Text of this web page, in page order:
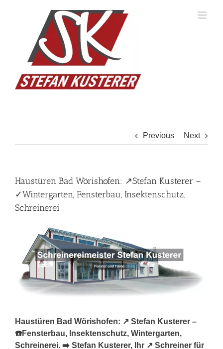
Previous Next
Haustüren Bad Wörishofen: ↗️Stefan Kusterer –
✓Wintergarten, Fensterbau, Insektenschutz,
Schreinerei
Haustüren Bad Wörishofen: ↗️ Stefan Kusterer –
☎️Fensterbau, Insektenschutz, Wintergarten,
Schreinerei. ➡️ Stefan Kusterer, Ihr ↗️ Schreiner für